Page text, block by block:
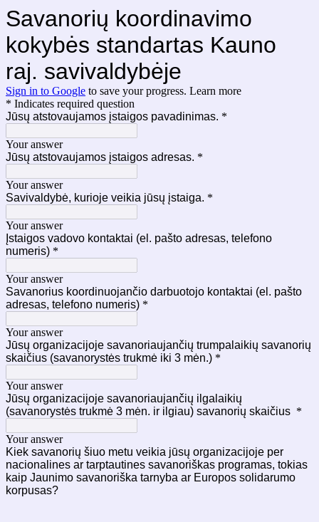
Savanorių koordinavimo
kokybės standartas Kauno
raj. savivaldybėje
Sign in to Google to save your progress. Learn more
* Indicates required question
Jūsų atstovaujamos įstaigos pavadinimas. *
Your answer
Jūsų atstovaujamos įstaigos adresas. *
Your answer
Savivaldybė, kurioje veikia jūsų įstaiga. *
Your answer
Įstaigos vadovo kontaktai (el. pašto adresas, telefono
numeris) *
Your answer
Savanorius koordinuojančio darbuotojo kontaktai (el. pašto
adresas, telefono numeris) *
Your answer
Jūsų organizacijoje savanoriaujančių trumpalaikių savanorių
skaičius (savanorystės trukmė iki 3 mėn.) *
Your answer
Jūsų organizacijoje savanoriaujančių ilgalaikių
(savanorystės trukmė 3 mėn. ir ilgiau) savanorių skaičius *
Your answer
Kiek savanorių šiuo metu veikia jūsų organizacijoje per
nacionalines ar tarptautines savanoriškas programas, tokias
kaip Jaunimo savanoriška tarnyba ar Europos solidarumo
korpusas?